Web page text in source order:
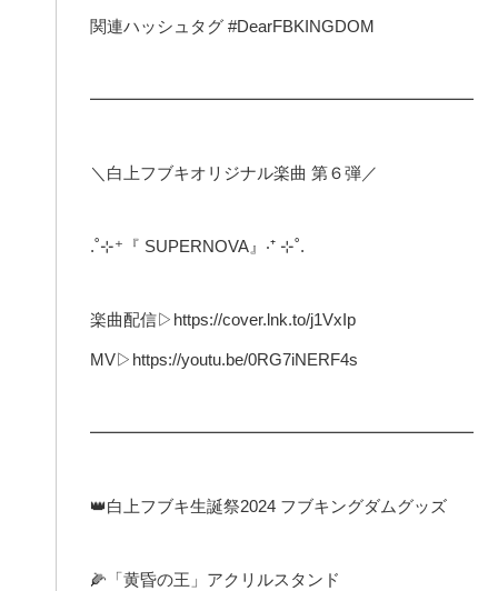
関連ハッシュタグ #DearFBKINGDOM
━━━━━━━━━━━━━━━━━━━━━━━
＼白上フブキオリジナル楽曲 第６弾／
.˚⊹⁺『 SUPERNOVA』‧⁺ ⊹˚.
楽曲配信▷https://cover.lnk.to/j1VxIp
MV▷https://youtu.be/0RG7iNERF4s
━━━━━━━━━━━━━━━━━━━━━━━
👑白上フブキ生誕祭2024 フブキングダムグッズ
🌽「黄昏の王」アクリルスタンド